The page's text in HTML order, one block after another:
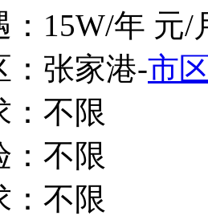
：15W/年 元/
：张家港-市
：不限
：不限
：不限